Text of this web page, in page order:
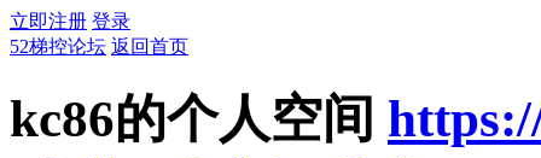
立即注册 登录
52梯控论坛 返回首页
kc86的个人空间